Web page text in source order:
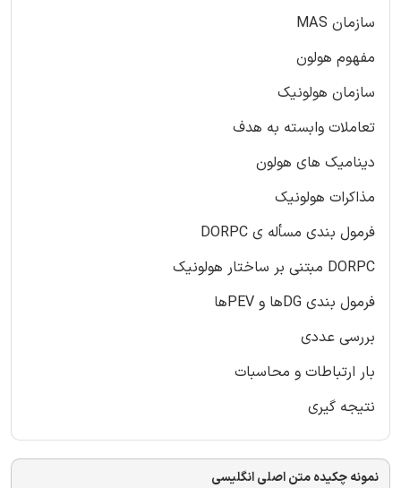
سازمان MAS
مفهوم هولون
سازمان هولونیک
تعاملات وابسته به هدف
دینامیک های هولون
مذاکرات هولونیک
فرمول بندی مسأله ی DORPC
DORPC مبتنی بر ساختار هولونیک
فرمول بندی DGها و PEVها
بررسی عددی
بار ارتباطات و محاسبات
نتیجه گیری
نمونه چکیده متن اصلی انگلیسی